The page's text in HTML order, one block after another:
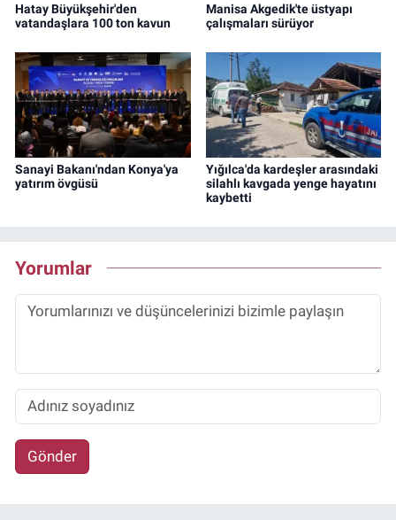
Hatay Büyükşehir'den
vatandaşlara 100 ton kavun
Manisa Akgedik'te üstyapı
çalışmaları sürüyor
Sanayi Bakanı'ndan Konya'ya
yatırım övgüsü
Yığılca'da kardeşler arasındaki
silahlı kavgada yenge hayatını
kaybetti
Yorumlar
Gönder